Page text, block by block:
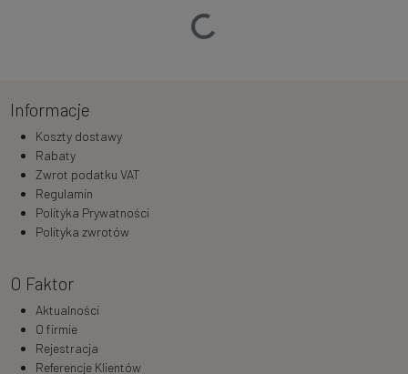
Ładowanie…
Informacje
Koszty dostawy
Rabaty
Zwrot podatku VAT
Regulamin
Polityka Prywatności
Polityka zwrotów
O Faktor
Aktualności
O firmie
Rejestracja
Referencje Klientów